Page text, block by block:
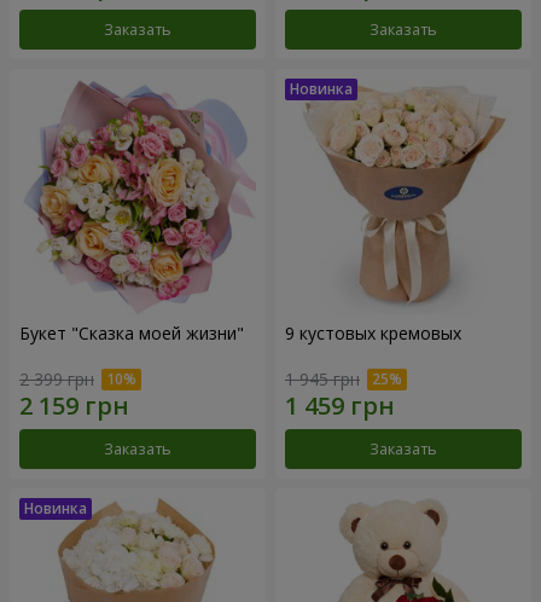
Заказать Заказать
Букет "Сказка моей жизни"
2 399 грн
Заказать
9 кустовых кремовых
1 945 грн
Заказать